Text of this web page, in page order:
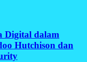
Digital dalam
Hutchison dan